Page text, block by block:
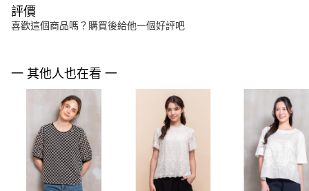
評價
喜歡這個商品嗎？購買後給他一個好評吧
一 其他人也在看 一